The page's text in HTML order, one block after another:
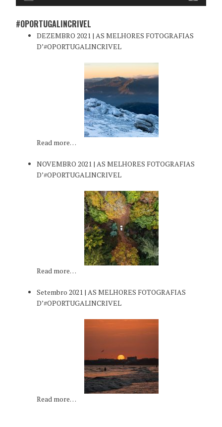
#OPORTUGALINCRIVEL
DEZEMBRO 2021 | AS MELHORES FOTOGRAFIAS
D’#OPORTUGALINCRIVEL
Read more…
NOVEMBRO 2021 | AS MELHORES FOTOGRAFIAS
D’#OPORTUGALINCRIVEL
Read more…
Setembro 2021 | AS MELHORES FOTOGRAFIAS
D’#OPORTUGALINCRIVEL
Read more…